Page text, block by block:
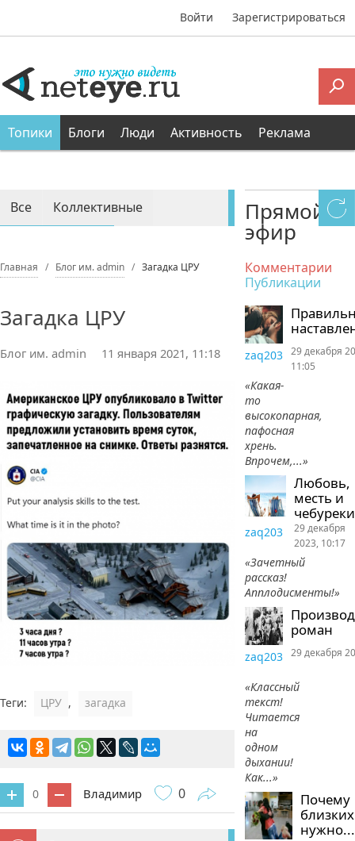
Войти Зарегистрироваться
Топики Блоги Люди Активность Реклама
Все Коллективные
Главная Блог им. admin Загадка ЦРУ
Загадка ЦРУ
Блог им. admin 11 января 2021, 11:18
Теги: ЦРУ , загадка
0 Владимир 0
Прямой
эфир
Комментарии
Публикации
zaq203
«Какая-
то
высокопарная,
пафосная
хрень.
Впрочем,...»
29 декабря
11:05
Любовь,
месть и
чебуреки
zaq203
«Зачетный
рассказ!
Апплодисменты!»
29 декабря
2023, 10:17
роман
zaq203
«Классный
текст!
Читается
на
одном
дыхании!
Как...»
29 декабря
Почему
близких
нужно...